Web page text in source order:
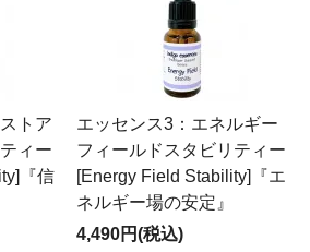
トア
ィー
『信
エッセンス3：エネルギー
フィールドスタビリティー
[Energy Field Stability]『エ
ネルギー場の安定』
4,490円(税込)